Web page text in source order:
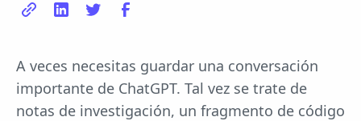
A veces necesitas guardar una conversación
importante de ChatGPT. Tal vez se trate de
notas de investigación, un fragmento de código